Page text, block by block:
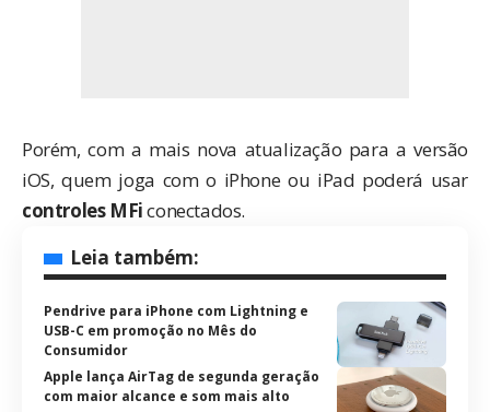
Porém, com a mais nova atualização para a versão
iOS, quem joga com o iPhone ou iPad poderá usar
controles MFiconectados.
Leia também:
Pendrive para iPhone com Lightning e
USB-C em promoção no Mês do
Consumidor
Apple lança AirTag de segunda geração
com maior alcance e som mais alto